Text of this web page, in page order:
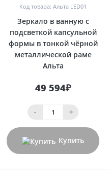
Код товара: Альта LED01
Зеркало в ванную с
подсветкой капсульной
формы в тонкой чёрной
металлической раме
Альта
49 594₽
- +
Купить